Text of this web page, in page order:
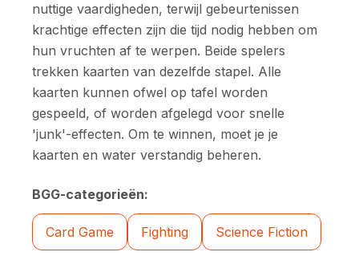
nuttige vaardigheden, terwijl gebeurtenissen
krachtige effecten zijn die tijd nodig hebben om
hun vruchten af te werpen. Beide spelers
trekken kaarten van dezelfde stapel. Alle
kaarten kunnen ofwel op tafel worden
gespeeld, of worden afgelegd voor snelle
'junk'-effecten. Om te winnen, moet je je
kaarten en water verstandig beheren.
BGG-categorieën:
Card Game Fighting Science Fiction